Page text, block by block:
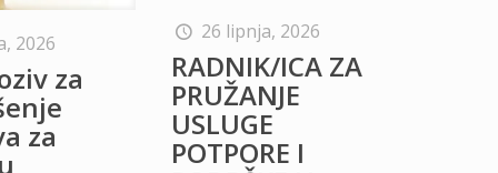
2026
za
za
26 lipnja, 2026
RADNIK/ICA ZA
PRUŽANJE
USLUGE
POTPORE I